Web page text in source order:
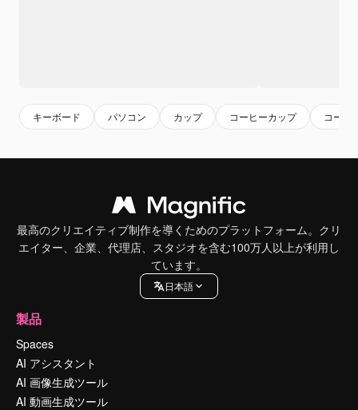
キーボード パソコン カップ コーヒーカップ コーヒ
最高のクリエイティブ制作を導くためのプラットフォーム。クリ
エイター、企業、代理店、スタジオを含む100万人以上が利用し
ています。
日本語
製品
Spaces
AI アシスタント
AI 画像生成ツール
AI 動画生成ツール